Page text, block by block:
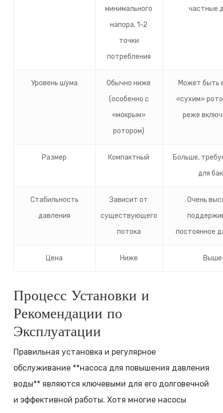
минимального
напора, 1-2
точки
потребления
частные
Уровень шума
Обычно ниже
(особенно с
«мокрым»
ротором)
Может быть
«сухим»
реже
Размер Компактный
Больше,
для
Стабильность
давления
Зависит от
существующего
потока
Очень
постоянное
Цена Ниже Выше
Процесс Установки и
Рекомендации по
Эксплуатации
Правильная установка и регулярное
обслуживание **насоса для повышения давления
воды** являются ключевыми для его долговечной
и эффективной работы. Хотя многие насосы